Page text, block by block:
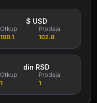
$ USD
Otkup
100.1
Prodaja
102.8
din RSD
Otkup
1
Prodaja
1